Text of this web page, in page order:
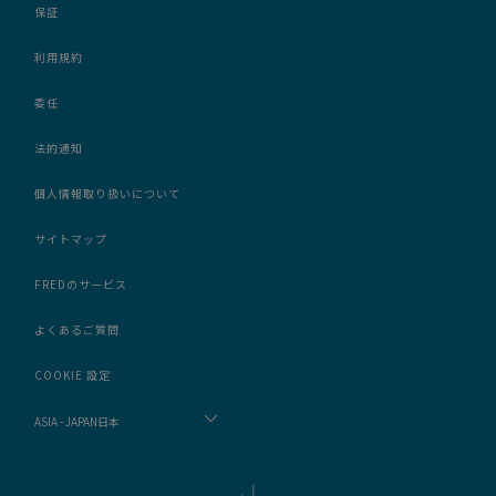
保証
利用規約
委任
法的通知
個人情報取り扱いについて
サイトマップ
FREDのサービス
よくあるご質問
COOKIE 設定
ASIA - JAPAN日本